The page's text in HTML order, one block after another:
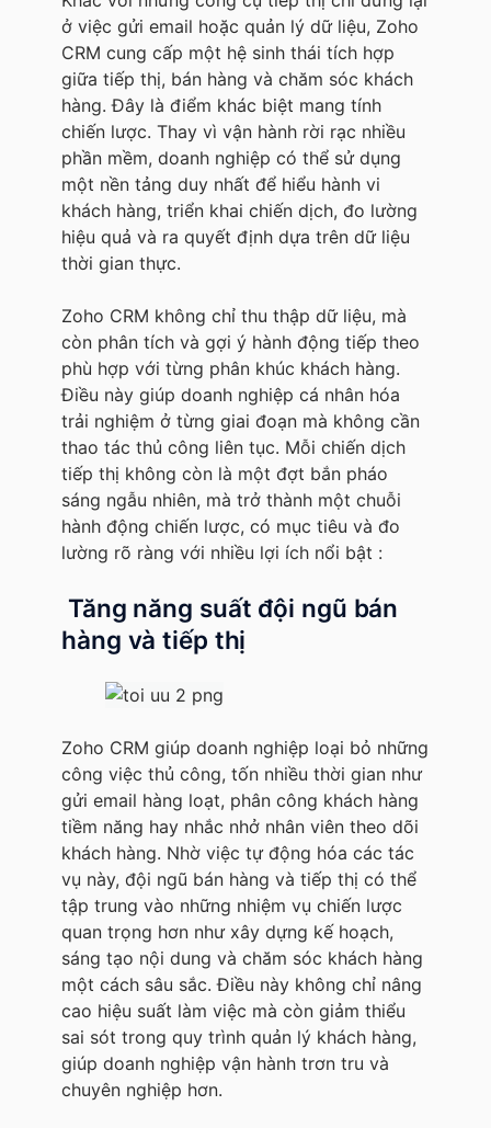
ở việc gửi email hoặc quản lý dữ liệu, Zoho
CRM cung cấp một hệ sinh thái tích hợp
giữa tiếp thị, bán hàng và chăm sóc khách
hàng. Đây là điểm khác biệt mang tính
chiến lược. Thay vì vận hành rời rạc nhiều
phần mềm, doanh nghiệp có thể sử dụng
một nền tảng duy nhất để hiểu hành vi
khách hàng, triển khai chiến dịch, đo lường
hiệu quả và ra quyết định dựa trên dữ liệu
thời gian thực.
Zoho CRM không chỉ thu thập dữ liệu, mà
còn phân tích và gợi ý hành động tiếp theo
phù hợp với từng phân khúc khách hàng.
Điều này giúp doanh nghiệp cá nhân hóa
trải nghiệm ở từng giai đoạn mà không cần
thao tác thủ công liên tục. Mỗi chiến dịch
tiếp thị không còn là một đợt bắn pháo
sáng ngẫu nhiên, mà trở thành một chuỗi
hành động chiến lược, có mục tiêu và đo
lường rõ ràng với nhiều lợi ích nổi bật :
Tăng năng suất đội ngũ bán
hàng và tiếp thị
Zoho CRM giúp doanh nghiệp loại bỏ những
công việc thủ công, tốn nhiều thời gian như
gửi email hàng loạt, phân công khách hàng
tiềm năng hay nhắc nhở nhân viên theo dõi
khách hàng. Nhờ việc tự động hóa các tác
vụ này, đội ngũ bán hàng và tiếp thị có thể
tập trung vào những nhiệm vụ chiến lược
quan trọng hơn như xây dựng kế hoạch,
sáng tạo nội dung và chăm sóc khách hàng
một cách sâu sắc. Điều này không chỉ nâng
cao hiệu suất làm việc mà còn giảm thiểu
sai sót trong quy trình quản lý khách hàng,
giúp doanh nghiệp vận hành trơn tru và
chuyên nghiệp hơn.